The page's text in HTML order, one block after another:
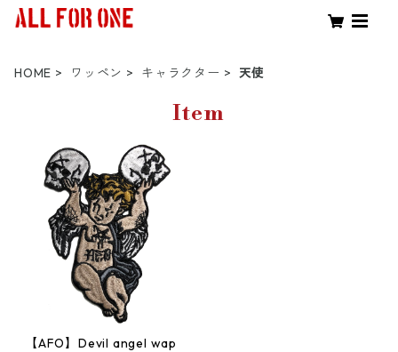
HOME ワッペン キャラクター 天使
Item
【AFO】Devil angel wap